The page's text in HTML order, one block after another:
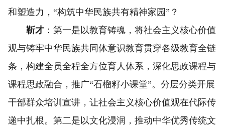
和塑造力，“构筑中华民族共有精神家园”？
靳才 ：第一是以教育铸魂，将社会主义核心价值
观与铸牢中华民族共同体意识教育贯穿各级教育全链
条，构建全员全程全方位育人体系，深化思政课程与
课程思政融合，推广“石榴籽小课堂”。分层分类开展
干部群众培训宣讲，让社会主义核心价值观在代际传
递中扎根。第二是以文化浸润，推动中华优秀传统文